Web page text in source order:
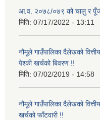
आ.व. २०७८/०७९ को चालु र
मिति: 07/17/2022 - 13:11
नौमूले गाउँपालिका दैलेखको
पेश्की खर्चको बिवरण !!
मिति: 07/02/2019 - 14:58
नौमूले गाउँपालिका दैलेखको
खर्चको फाँटवारी !!